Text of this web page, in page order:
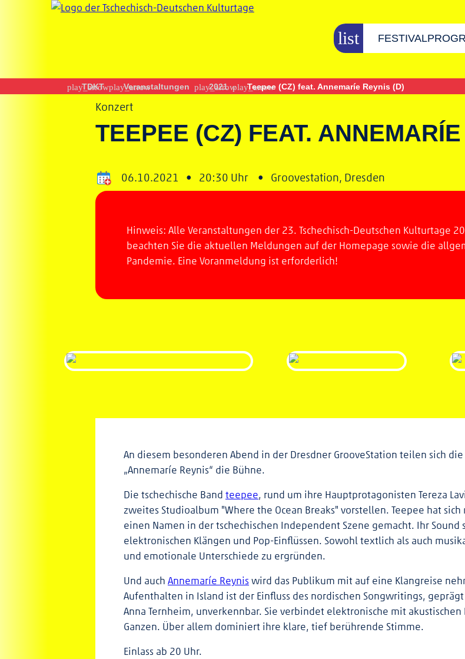
TDKT Veranstaltungen 2021 Teepee (CZ) feat. Annemaríe Reynis (D)
Konzert
TEEPEE (CZ) FEAT.
06.10.2021 • 20:30 Uhr • Groovestation, Dresden
Hinweis: Alle Veranstaltungen der 23. Tschechisch-Deutschen Kulturtage
beachten Sie die aktuellen Meldungen auf der Homepage sowie die
Pandemie. Eine Voranmeldung ist erforderlich!
An diesem besonderen Abend in der Dresdner GrooveStation teilen sich
„Annemaríe Reynis“ die Bühne.
Die tschechische Band teepee, rund um ihre Hauptprotagonisten Tereza
zweites Studioalbum "Where the Ocean Breaks" vorstellen. Teepee hat
einen Namen in der tschechischen Independent Szene gemacht. Ihr
elektronischen Klängen und Pop-Einflüssen. Sowohl textlich als auch
und emotionale Unterschiede zu ergründen.
Und auch Annemaríe Reynis wird das Publikum mit auf eine Klangreise
Aufenthalten in Island ist der Einfluss des nordischen Songwritings,
Anna Ternheim, unverkennbar. Sie verbindet elektronische mit
Ganzen. Über allem dominiert ihre klare, tief berührende Stimme.
Einlass ab 20 Uhr.